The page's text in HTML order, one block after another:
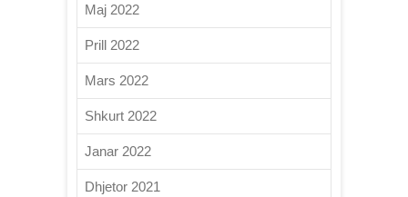
Maj 2022
Prill 2022
Mars 2022
Shkurt 2022
Janar 2022
Dhjetor 2021